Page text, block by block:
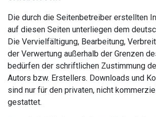
Die durch die Seitenbetreiber erstellten
auf diesen Seiten unterliegen dem
Die Vervielfältigung, Bearbeitung,
der Verwertung außerhalb der Grenzen
bedürfen der schriftlichen Zustimmung
Autors bzw. Erstellers. Downloads und
sind nur für den privaten, nicht
gestattet.